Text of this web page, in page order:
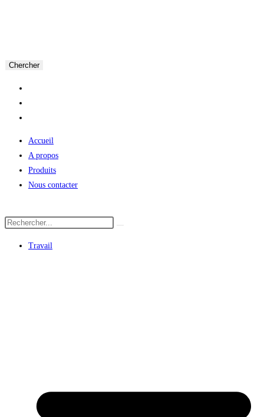
Chercher
Accueil
A propos
Produits
Nous contacter
Travail